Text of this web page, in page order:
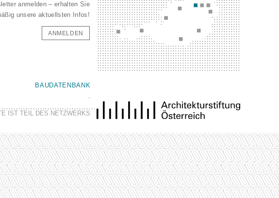
anmelden – erhalten Sie
unsere aktuellsten Infos!
ANMELDEN
BAUDATENBANK
IST TEIL DES NETZWERKS